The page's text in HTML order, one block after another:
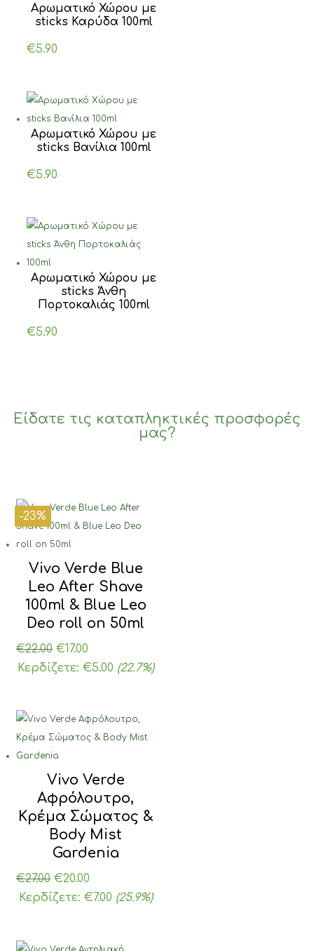
Αρωματικό Χώρου με
sticks Καρύδα 100ml
€5.90
Αρωματικό Χώρου με
sticks Βανίλια 100ml
€5.90
Αρωματικό Χώρου με
sticks Άνθη
Πορτοκαλιάς 100ml
€5.90
Είδατε τις καταπληκτικές προσφορές
μας?
-23%
Vivo Verde Blue
Leo After Shave
100ml & Blue Leo
Deo roll on 50ml
€22.00 Original
price
€17.00
τρέχουσα
€17.00.
Κερδίζετε: €5.00 (22.7%)
-26%
Vivo Verde
Αφρόλουτρο,
Κρέμα Σώματος &
Body Mist
Gardenia
€27.00 Original
price
€20.00
τρέχουσα
Κερδίζετε: €7.00 (25.9%)
-30%
-23%